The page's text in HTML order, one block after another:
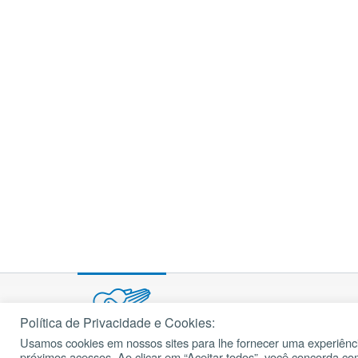
cancaonova.com© 2002 – 2026
Política de Privacidade e Cookies:
Usamos cookies em nossos sites para lhe fornecer uma